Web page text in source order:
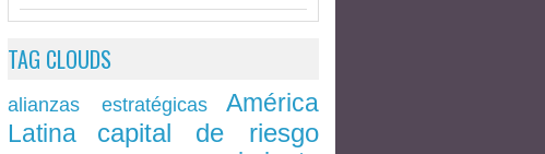
TAG CLOUDS
alianzas estratégicas
América
Latina
capital de riesgo